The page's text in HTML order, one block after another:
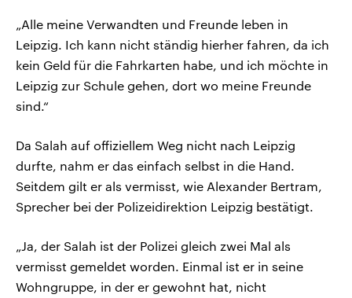
„Alle meine Verwandten und Freunde leben in
Leipzig. Ich kann nicht ständig hierher fahren, da ich
kein Geld für die Fahrkarten habe, und ich möchte in
Leipzig zur Schule gehen, dort wo meine Freunde
sind.“
Da Salah auf offiziellem Weg nicht nach Leipzig
durfte, nahm er das einfach selbst in die Hand.
Seitdem gilt er als vermisst, wie Alexander Bertram,
Sprecher bei der Polizeidirektion Leipzig bestätigt.
„Ja, der Salah ist der Polizei gleich zwei Mal als
vermisst gemeldet worden. Einmal ist er in seine
Wohngruppe, in der er gewohnt hat, nicht